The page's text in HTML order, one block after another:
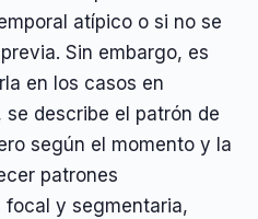
atípico o si no se
Sin embargo, es
en los casos en
describe el patrón de
según el momento y la
patrones
focal y segmentaria,